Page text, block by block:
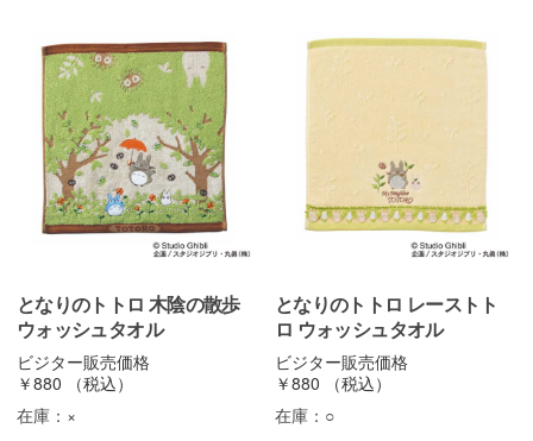
となりのトトロ 木陰の散歩
ウォッシュタオル
ビジター販売価格
￥880
（税込）
在庫： ×
となりのトトロ レーストト
ロ ウォッシュタオル
ビジター販売価格
￥880
（税込）
在庫： ○